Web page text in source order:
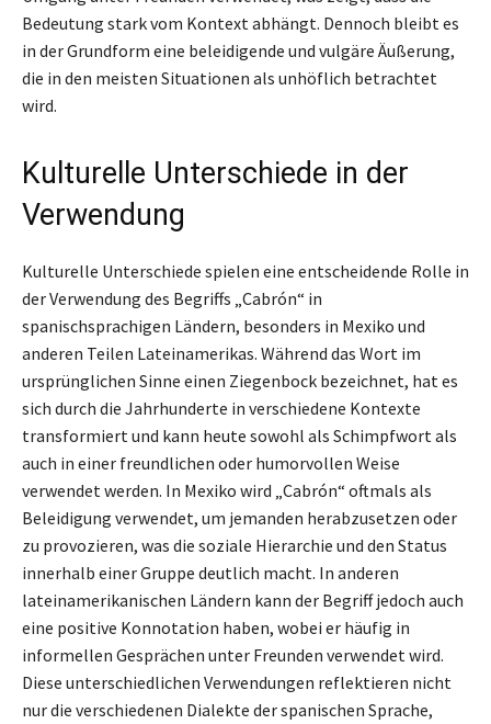
Bedeutung stark vom Kontext abhängt. Dennoch bleibt es
in der Grundform eine beleidigende und vulgäre Äußerung,
die in den meisten Situationen als unhöflich betrachtet
wird.
Kulturelle Unterschiede in der
Verwendung
Kulturelle Unterschiede spielen eine entscheidende Rolle in
der Verwendung des Begriffs „Cabrón“ in
spanischsprachigen Ländern, besonders in Mexiko und
anderen Teilen Lateinamerikas. Während das Wort im
ursprünglichen Sinne einen Ziegenbock bezeichnet, hat es
sich durch die Jahrhunderte in verschiedene Kontexte
transformiert und kann heute sowohl als Schimpfwort als
auch in einer freundlichen oder humorvollen Weise
verwendet werden. In Mexiko wird „Cabrón“ oftmals als
Beleidigung verwendet, um jemanden herabzusetzen oder
zu provozieren, was die soziale Hierarchie und den Status
innerhalb einer Gruppe deutlich macht. In anderen
lateinamerikanischen Ländern kann der Begriff jedoch auch
eine positive Konnotation haben, wobei er häufig in
informellen Gesprächen unter Freunden verwendet wird.
Diese unterschiedlichen Verwendungen reflektieren nicht
nur die verschiedenen Dialekte der spanischen Sprache,